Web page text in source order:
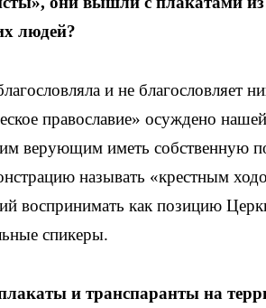
людей?
и не благословляет
православие» осуждено
верующим иметь собственную
называть «крестным
воспринимать как позицию
спикеры.
и транспаранты на